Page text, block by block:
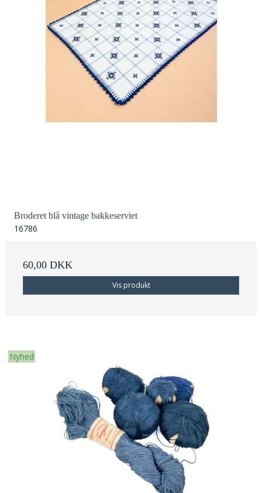
Broderet blå vintage bakkeserviet
16786
60,00 DKK
Vis produkt
Nyhed